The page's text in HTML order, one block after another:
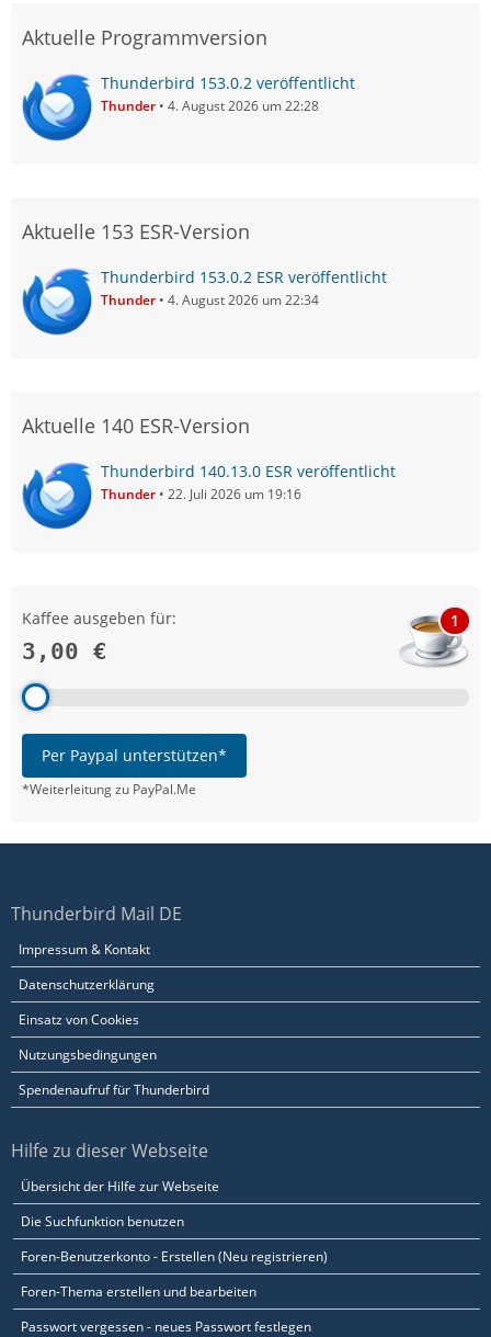
Aktuelle Programmversion
Thunderbird 153.0.2 veröffentlicht
Thunder 4. August 2026 um 22:28
Aktuelle 153 ESR-Version
Thunderbird 153.0.2 ESR veröffentlicht
Thunder 4. August 2026 um 22:34
Aktuelle 140 ESR-Version
Thunderbird 140.13.0 ESR veröffentlicht
Thunder 22. Juli 2026 um 19:16
Kaffee ausgeben für:
3,00 €
1
Per Paypal unterstützen*
*Weiterleitung zu PayPal.Me
Thunderbird Mail DE
Impressum & Kontakt
Datenschutzerklärung
Einsatz von Cookies
Nutzungsbedingungen
Spendenaufruf für Thunderbird
Hilfe zu dieser Webseite
Übersicht der Hilfe zur Webseite
Die Suchfunktion benutzen
Foren-Benutzerkonto - Erstellen (Neu registrieren)
Foren-Thema erstellen und bearbeiten
Passwort vergessen - neues Passwort festlegen